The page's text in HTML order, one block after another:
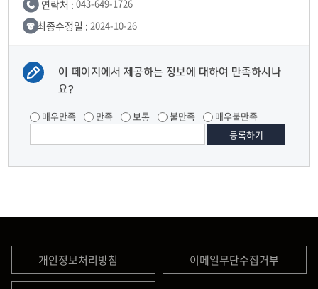
연락처 : 043-649-1726
최종수정일 : 2024-10-26
이 페이지에서 제공하는 정보에 대하여 만족하시나
요?
매우만족 만족 보통 불만족 매우불만족
개인정보처리방침 이메일무단수집거부